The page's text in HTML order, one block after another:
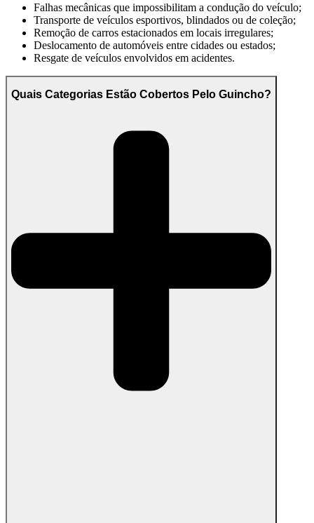
Falhas mecânicas que impossibilitam a condução do veículo;
Transporte de veículos esportivos, blindados ou de coleção;
Remoção de carros estacionados em locais irregulares;
Deslocamento de automóveis entre cidades ou estados;
Resgate de veículos envolvidos em acidentes.
Quais Categorias Estão Cobertos Pelo Guincho?